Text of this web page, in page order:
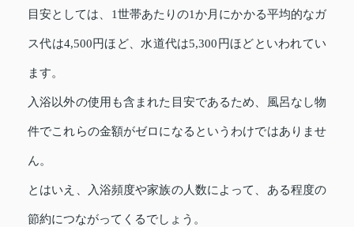
目安としては、1世帯あたりの1か月にかかる平均的なガ
ス代は4,500円ほど、水道代は5,300円ほどといわれてい
ます。
入浴以外の使用も含まれた目安であるため、風呂なし物
件でこれらの金額がゼロになるというわけではありませ
ん。
とはいえ、入浴頻度や家族の人数によって、ある程度の
節約につながってくるでしょう。